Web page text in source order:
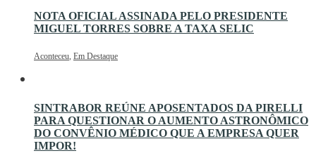
NOTA OFICIAL ASSINADA PELO PRESIDENTE
MIGUEL TORRES SOBRE A TAXA SELIC
Aconteceu, Em Destaque
SINTRABOR REÚNE APOSENTADOS DA PIRELLI
PARA QUESTIONAR O AUMENTO ASTRONÔMICO
DO CONVÊNIO MÉDICO QUE A EMPRESA QUER
IMPOR!